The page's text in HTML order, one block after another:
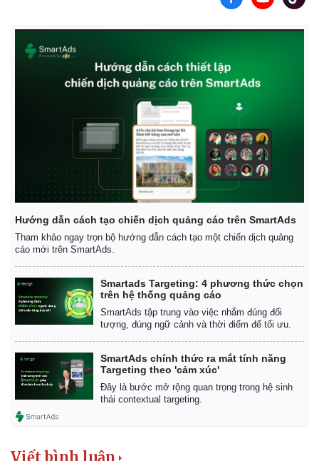
Thị trường
Giá vàng
Tiêu dùng
Tỷ giá
Chứng khoán
Giá cà phê
Hướng dẫn cách tạo chiến dịch quảng cáo trên SmartAds
Tham khảo ngay trọn bộ hướng dẫn cách tạo một chiến dịch quảng
cáo mới trên SmartAds.
Smartads Targeting: 4 phương thức chọn
trên hệ thống quảng cáo
SmartAds tập trung vào việc nhắm đúng đối
tượng, đúng ngữ cảnh và thời điểm để tối ưu.
SmartAds chính thức ra mắt tính năng
Targeting theo 'cảm xúc'
Đây là bước mở rộng quan trọng trong hệ sinh
thái contextual targeting.
Viết bình luận